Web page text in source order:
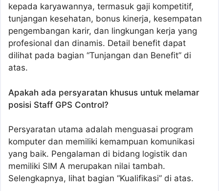
kepada karyawannya, termasuk gaji kompetitif,
tunjangan kesehatan, bonus kinerja, kesempatan
pengembangan karir, dan lingkungan kerja yang
profesional dan dinamis. Detail benefit dapat
dilihat pada bagian “Tunjangan dan Benefit” di
atas.
Apakah ada persyaratan khusus untuk melamar
posisi Staff GPS Control?
Persyaratan utama adalah menguasai program
komputer dan memiliki kemampuan komunikasi
yang baik. Pengalaman di bidang logistik dan
memiliki SIM A merupakan nilai tambah.
Selengkapnya, lihat bagian “Kualifikasi” di atas.